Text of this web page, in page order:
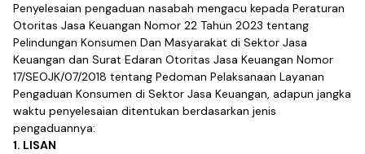
Penyelesaian pengaduan nasabah mengacu kepada Peraturan
Otoritas Jasa Keuangan Nomor 22 Tahun 2023 tentang
Pelindungan Konsumen Dan Masyarakat di Sektor Jasa
Keuangan dan Surat Edaran Otoritas Jasa Keuangan Nomor
17/SEOJK/07/2018 tentang Pedoman Pelaksanaan Layanan
Pengaduan Konsumen di Sektor Jasa Keuangan, adapun jangka
waktu penyelesaian ditentukan berdasarkan jenis
pengaduannya:
1. LISAN